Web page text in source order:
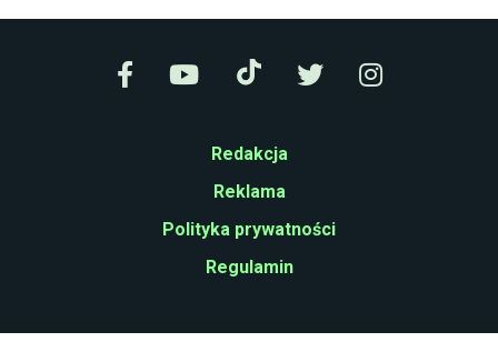
Redakcja
Reklama
Polityka prywatności
Regulamin